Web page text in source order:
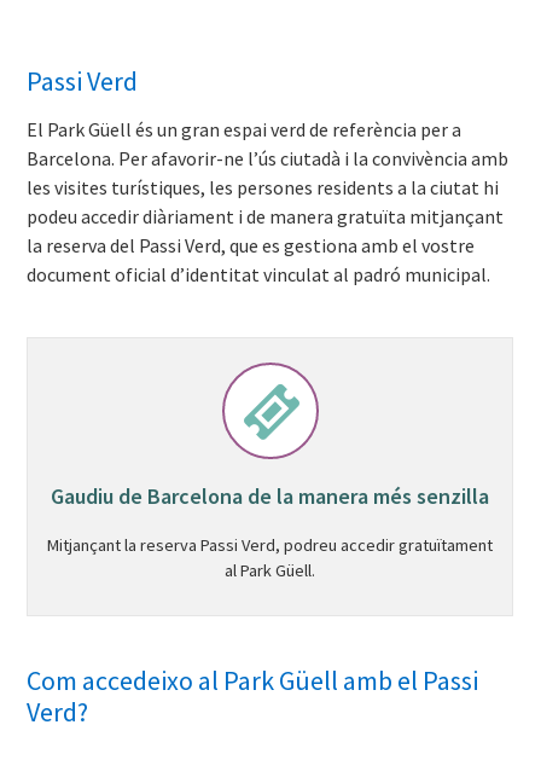
Passi Verd
El Park Güell és un gran espai verd de referència per a
Barcelona. Per afavorir-ne l’ús ciutadà i la convivència amb
les visites turístiques, les persones residents a la ciutat hi
podeu accedir diàriament i de manera gratuïta mitjançant
la reserva del Passi Verd, que es gestiona amb el vostre
document oficial d’identitat vinculat al padró municipal.
Gaudiu de Barcelona de la manera més senzilla
Mitjançant la reserva Passi Verd, podreu accedir gratuïtament
al Park Güell.
Com accedeixo al Park Güell amb el Passi
Verd?